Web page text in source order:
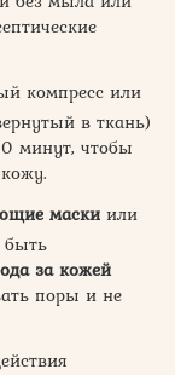
компресс или
в ткань)
минут, чтобы
маскиили
быть
за кожей
поры и не